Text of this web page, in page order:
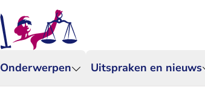
Onderwerpen Uitspraken en nieuws